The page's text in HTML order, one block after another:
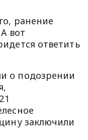
ранение
вот
ответить
о подозрении
заключили